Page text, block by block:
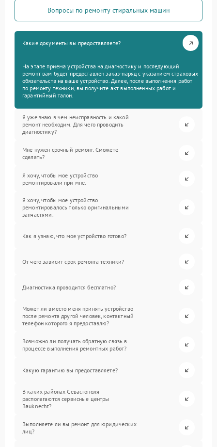
Вопросы по ремонту стиральных машин
Какие документы вы предоставляете?
На этапе приема устройства на диагностику и последующий
ремонт вам будет предоставлен заказ-наряд с указанием страховых
обязательств на ваше устройство. Далее, после выполнения работ
по ремонту техники, вы получите акт выполненных работ и
гарантийный талон.
Я уже знаю в чем неисправность и какой
ремонт необходим. Для чего проводить
диагностику?
Мне нужен срочный ремонт. Сможете
сделать?
Я хочу, чтобы мое устройство
ремонтировали при мне.
Я хочу, чтобы мое устройство
ремонтировалось только оригинальными
запчастями.
Как я узнаю, что мое устройство готово?
От чего зависит срок ремонта техники?
Диагностика проводится бесплатно?
Может ли вместо меня принять устройство
после ремонта другой человек, контактный
телефон которого я предоставлю?
Возможно ли получать обратную связь в
процессе выполнения ремонтных работ?
Какую гарантию вы предоставляете?
В каких районах Севастополя
располагаются сервисные центры
Bauknecht?
Выполняете ли вы ремонт для юридических
лиц?